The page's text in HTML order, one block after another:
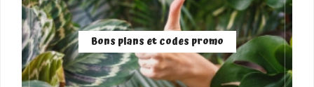
Bons plans et codes promo